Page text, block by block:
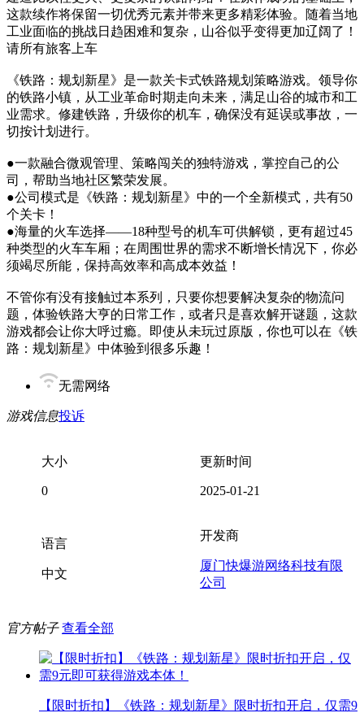
这款续作将保留一切优秀元素并带来更多精彩体验。随着当地
工业面临的挑战日趋困难和复杂，山谷似乎变得更加辽阔了！
请所有旅客上车
《铁路：规划新星》是一款关卡式铁路规划策略游戏。领导你
的铁路小镇，从工业革命时期走向未来，满足山谷的城市和工
业需求。修建铁路，升级你的机车，确保没有延误或事故，一
切按计划进行。
●一款融合微观管理、策略闯关的独特游戏，掌控自己的公
司，帮助当地社区繁荣发展。
●公司模式是《铁路：规划新星》中的一个全新模式，共有50
个关卡！
●海量的火车选择——18种型号的机车可供解锁，更有超过45
种类型的火车车厢；在周围世界的需求不断增长情况下，你必
须竭尽所能，保持高效率和高成本效益！
不管你有没有接触过本系列，只要你想要解决复杂的物流问
题，体验铁路大亨的日常工作，或者只是喜欢解开谜题，这款
游戏都会让你大呼过瘾。即使从未玩过原版，你也可以在《铁
路：规划新星》中体验到很多乐趣！
无需网络
游戏信息投诉
大小
0
更新时间
2025-01-21
语言
中文
开发商
厦门快爆游网络科技有限
公司
官方帖子 查看全部
【限时折扣】《铁路：规划新星》限时折扣开启，仅需9